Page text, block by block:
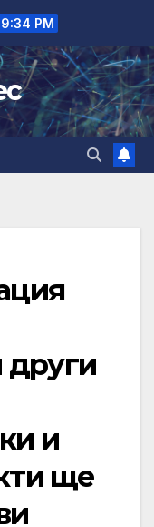
PM
други
и
ще